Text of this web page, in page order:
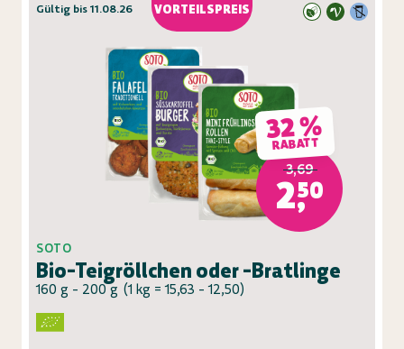
VORTEILSPREIS
Gültig bis 11.08.26
32 %
RABATT
3,69
2,50
SOTO
Bio-Teigröllchen oder -Bratlinge
160 g - 200 g (1 kg = 15,63 - 12,50)